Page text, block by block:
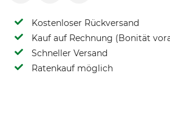
Kostenloser Rückversand
Kauf auf Rechnung (Bonität
Schneller Versand
Ratenkauf möglich